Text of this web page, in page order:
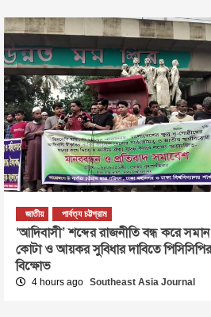
জাতীয় পার্বত্য চট্টগ্রাম
‘আদিবাসী’ শব্দের রাজনীতি বন্ধ করে সমান
কোটা ও আয়কর সুবিধার দাবিতে পিসিসিপির
বিক্ষোভ
4 hours ago Southeast Asia Journal